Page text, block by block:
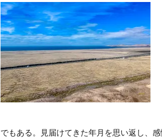
でもある。見届けてきた年月を思い返し、感